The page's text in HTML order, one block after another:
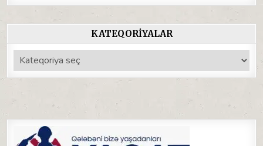
KATEQORIYALAR
Kateqoriyalar